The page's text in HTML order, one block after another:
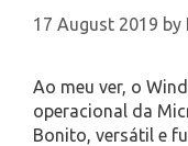
17 August 2019 by
Ao meu ver, o
operacional da
Bonito, versátil e